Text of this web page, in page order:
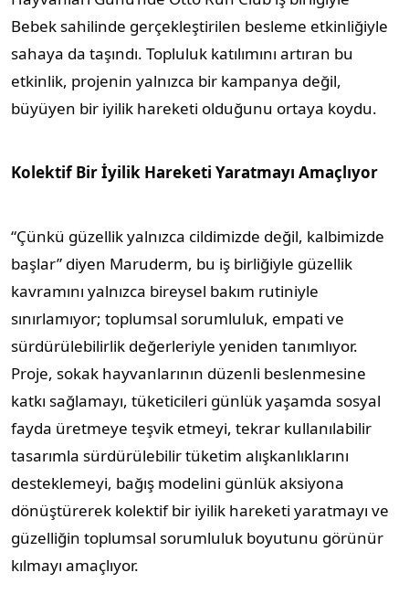
Bebek sahilinde gerçekleştirilen besleme etkinliğiyle
sahaya da taşındı. Topluluk katılımını artıran bu
etkinlik, projenin yalnızca bir kampanya değil,
büyüyen bir iyilik hareketi olduğunu ortaya koydu.
Kolektif Bir İyilik Hareketi Yaratmayı Amaçlıyor
“Çünkü güzellik yalnızca cildimizde değil, kalbimizde
başlar” diyen Maruderm, bu iş birliğiyle güzellik
kavramını yalnızca bireysel bakım rutiniyle
sınırlamıyor; toplumsal sorumluluk, empati ve
sürdürülebilirlik değerleriyle yeniden tanımlıyor.
Proje, sokak hayvanlarının düzenli beslenmesine
katkı sağlamayı, tüketicileri günlük yaşamda sosyal
fayda üretmeye teşvik etmeyi, tekrar kullanılabilir
tasarımla sürdürülebilir tüketim alışkanlıklarını
desteklemeyi, bağış modelini günlük aksiyona
dönüştürerek kolektif bir iyilik hareketi yaratmayı ve
güzelliğin toplumsal sorumluluk boyutunu görünür
kılmayı amaçlıyor.